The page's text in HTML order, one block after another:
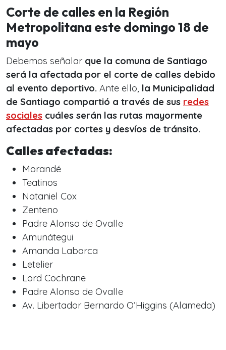
Corte de calles en la Región
Metropolitana este domingo 18 de
mayo
Debemos señalar que la comuna de Santiago
será la afectada por el corte de calles debido
al evento deportivo. Ante ello, la Municipalidad
de Santiago compartió a través de sus redes
sociales cuáles serán las rutas mayormente
afectadas por cortes y desvíos de tránsito.
Calles afectadas:
Morandé
Teatinos
Nataniel Cox
Zenteno
Padre Alonso de Ovalle
Amunátegui
Amanda Labarca
Letelier
Lord Cochrane
Padre Alonso de Ovalle
Av. Libertador Bernardo O’Higgins (Alameda)